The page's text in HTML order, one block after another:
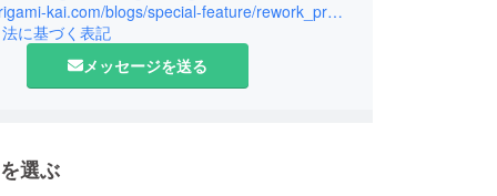
ランド「gram eight」を運営し、照明器具の企
から製造、販売までを手がけています。
外となった素材や既存のプロダクトに照明とし
https://origami-kai.com/blogs/special-feature/rework_products
に基づく表記
メッセージを送る
選ぶ